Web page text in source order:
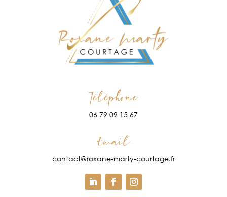
Téléphone
06 79 09 15 67
Email
contact@roxane-marty-courtage.fr